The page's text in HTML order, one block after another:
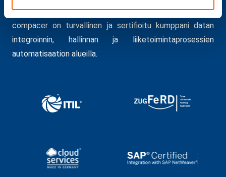
compacer on turvallinen ja sertifioitukumppani datan
integroinnin, hallinnan ja liiketoimintaprosessien
automatisaation alueilla.